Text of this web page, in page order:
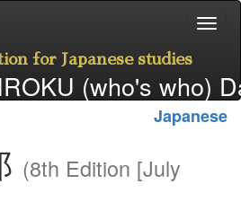
for Japanese studies
(who's who)
Japanese
(8th Edition [July